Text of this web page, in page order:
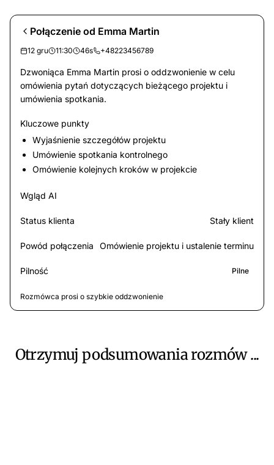
Połączenie od Emma Martin
12 gru 11:30 46s +48223456789
Dzwoniąca Emma Martin prosi o oddzwonienie w celu
omówienia pytań dotyczących bieżącego projektu i
umówienia spotkania.
Kluczowe punkty
Wyjaśnienie szczegółów projektu
Umówienie spotkania kontrolnego
Omówienie kolejnych kroków w projekcie
Wgląd AI
Status klienta Stały klient
Powód połączenia Omówienie projektu i ustalenie terminu
Pilność Pilne
Rozmówca prosi o szybkie oddzwonienie
Otrzymuj podsumowania rozmów ...